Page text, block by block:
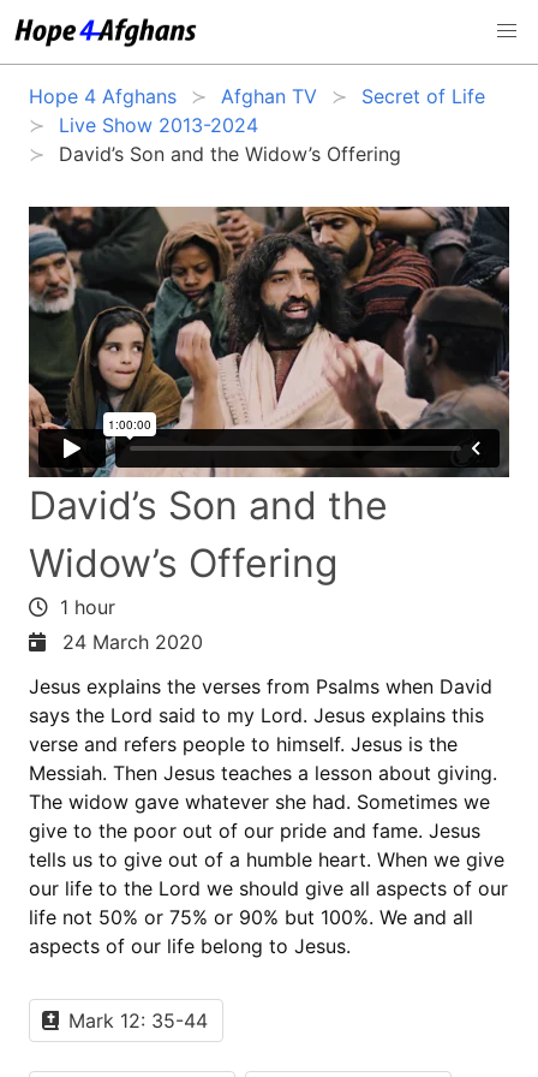
Hope 4 Afghans Afghan TV
Secret of Life
Live Show 2013-2024
David’s Son and the Widow’s Offering
David’s Son and the
Widow’s Offering
1 hour
24 March 2020
Jesus explains the verses from Psalms when David
says the Lord said to my Lord. Jesus explains this
verse and refers people to himself. Jesus is the
Messiah. Then Jesus teaches a lesson about giving.
The widow gave whatever she had. Sometimes we
give to the poor out of our pride and fame. Jesus
tells us to give out of a humble heart. When we give
our life to the Lord we should give all aspects of our
life not 50% or 75% or 90% but 100%. We and all
aspects of our life belong to Jesus.
Mark 12: 35-44